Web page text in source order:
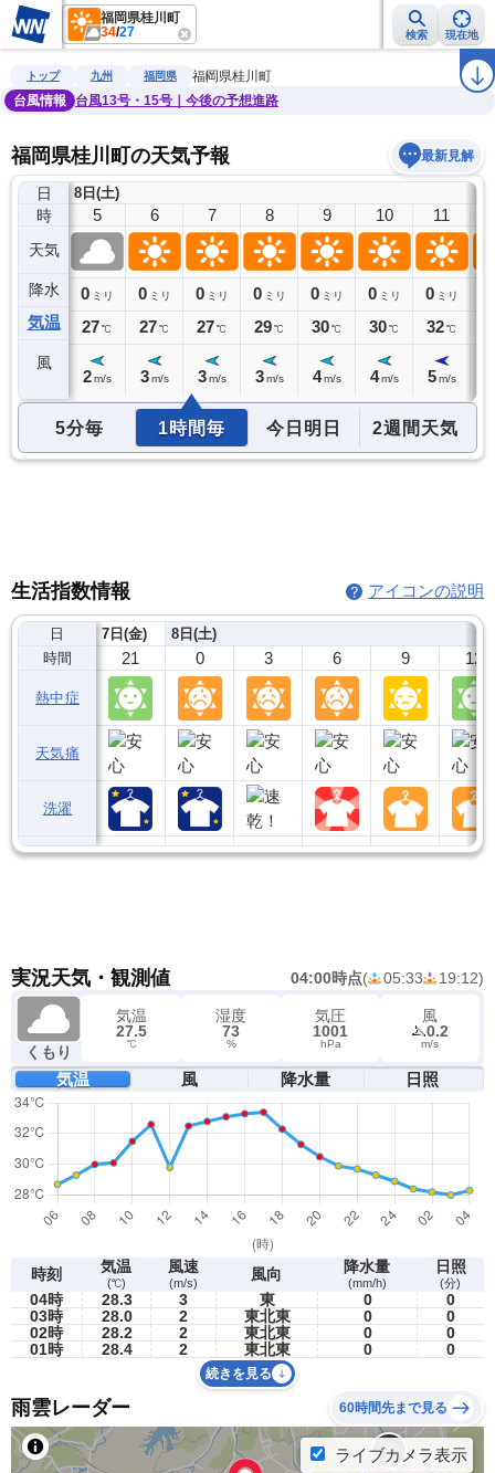
福岡県桂川町
34/27 検索 現在地
雨雲レーダー 台風情報 地震情報 ラ
トップ 九州 福岡県
福岡県桂川町
台風情報
台風13号・15号｜今後の予想進路
福岡県桂川町の天気予報 最新見解
日
時
天気
降水
気温
風
8日(土)
4
0ミリ
28℃
5
0 ミリ
27℃
2 m/s
6
0 ミリ
27℃
3 m/s
7
0 ミリ
27℃
3 m/s
8
0 ミリ
29℃
3 m/s
9
0 ミリ
30℃
4 m/s
10
0 ミリ
30℃
4 m/s
11
0 ミリ
32℃
5 m/s
5分毎 1時間毎 今日明日 2週間天気
生活指数情報 アイコンの説明
日
時間
熱中症
天気痛
洗濯
7日(金)
21
8日(土)
0 3 6 9 12
実況天気・観測値 04:00時点( 05:33 19:12)
くもり
気温
27.5
℃
湿度
73
%
気圧
1001
hPa
風
0.2
m/s
気温 風 降水量 日照
時刻 気温
(℃)
風速
(m/s) 風向 降水量
(mm/h)
日照
(分)
04時 28.3 3 東 0
0
03時
28.0 2 東北東 0
0
02時
28.2 2 東北東 0
0
01時
28.4 2 東北東 0 0
続きを見る
雨雲レーダー 60時間先まで見る